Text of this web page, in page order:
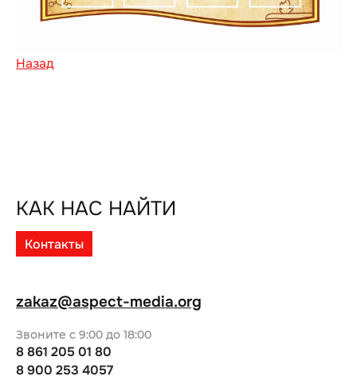
Назад
КАК НАС НАЙТИ
Контакты
Звоните с 9:00 до 18:00
8 861 205 01 80
8 900 253 4057
zakaz@aspect-media.org